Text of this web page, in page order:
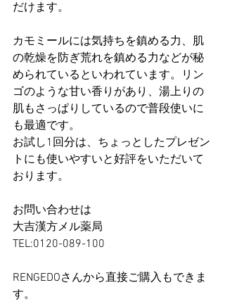
だけます。
カモミールには気持ちを鎮める力、肌
の乾燥を防ぎ荒れを鎮める力などが秘
められているといわれています。リン
ゴのような甘い香りがあり、湯上りの
肌もさっぱりしているので普段使いに
も最適です。
お試し1回分は、ちょっとしたプレゼン
トにも使いやすいと好評をいただいて
おります。
お問い合わせは
大吉漢方メル薬局
TEL:0120-089-100
RENGEDOさんから直接ご購入もできま
す。